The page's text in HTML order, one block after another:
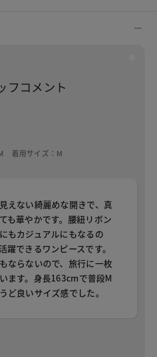
フコメント
着用サイズ：M
えない綺麗めな開きで、真
も華やかです。腰紐リボン
もカジュアルにもなるの
躍できるワンピースです。
ならないので、旅行に一枚
ます。身長163cmで普段M
ど良いサイズ感でした。